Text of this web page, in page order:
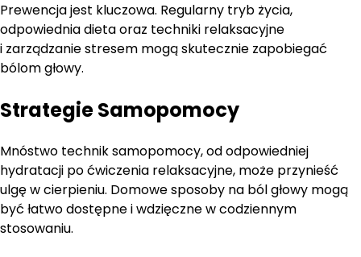
Prewencja jest kluczowa. Regularny tryb życia,
odpowiednia dieta oraz techniki relaksacyjne
i zarządzanie stresem mogą skutecznie zapobiegać
bólom głowy.
Strategie Samopomocy
Mnóstwo technik samopomocy, od odpowiedniej
hydratacji po ćwiczenia relaksacyjne, może przynieść
ulgę w cierpieniu. Domowe sposoby na ból głowy mogą
być łatwo dostępne i wdzięczne w codziennym
stosowaniu.